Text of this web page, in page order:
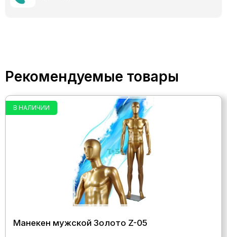
Рекомендуемые товары
В НАЛИЧИИ
Манекен мужской Золото Z-05